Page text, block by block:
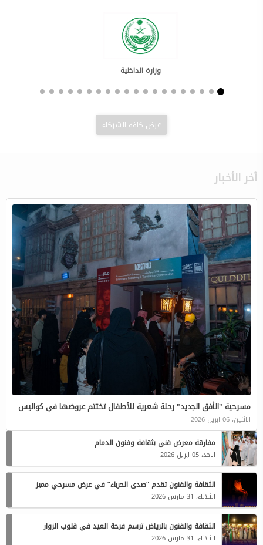
وزارة الداخلية
عرض كافة الشركاء
آخر الأخبار
مسرحية "الأفق الجديد" رحلة شعرية للأطفال تختتم عروضها في كواليس
الاثنين، 06 ابريل 2026
مفارقة معرض فني بثقافة وفنون الدمام
الاحد، 05 ابريل 2026
الثقافة والفنون تقدم “صدى الحرباء” في عرض مسرحي مميز
الثلاثاء، 31 مارس 2026
الثقافة والفنون بالرياض ترسم فرحة العيد في قلوب الزوار
الثلاثاء، 31 مارس 2026